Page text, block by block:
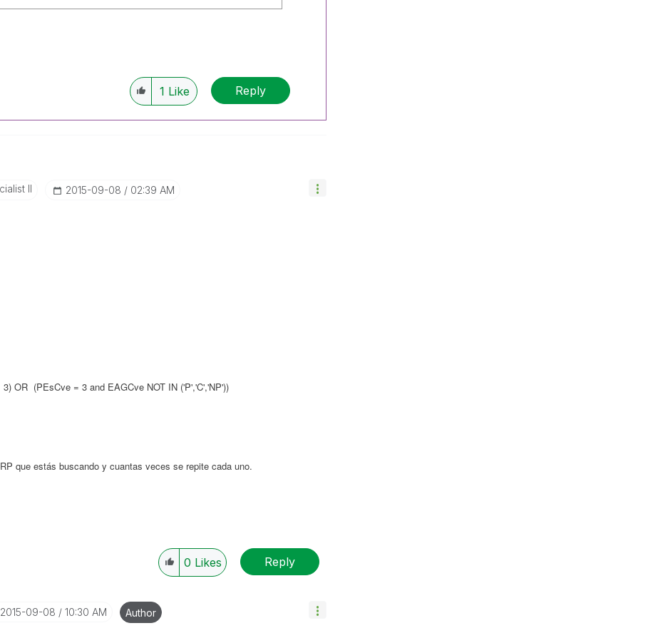
1 Like Reply
II ‎2015-09-08 02:39 AM
OR (PEsCve = 3 and EAGCve NOT IN ('P','C','NP'))
que estás buscando y cuantas veces se repite cada uno.
0 Likes Reply
‎2015-09-08 10:30 AM Author